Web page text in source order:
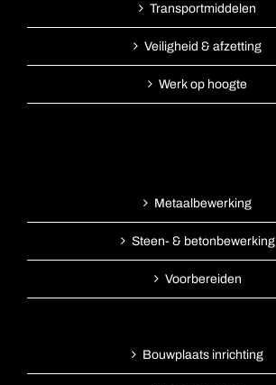
Transportmiddelen
Veiligheid & afzetting
Werk op hoogte
Metaalbewerking
Steen- & betonbewerking
Voorbereiden
Bouwplaats inrichting